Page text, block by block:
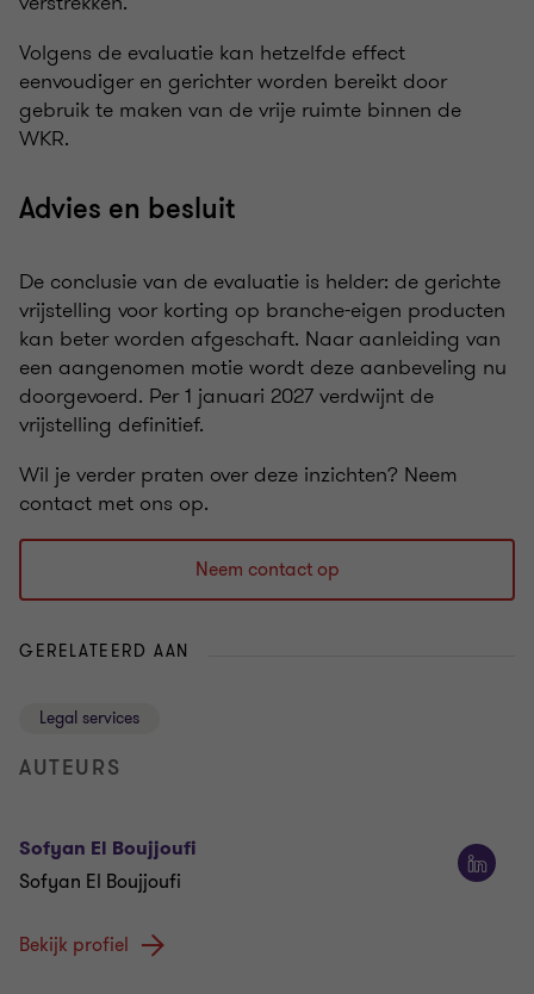
Volgens de evaluatie kan hetzelfde effect
eenvoudiger en gerichter worden bereikt door
gebruik te maken van de vrije ruimte binnen de
WKR.
Advies en besluit
De conclusie van de evaluatie is helder: de gerichte
vrijstelling voor korting op branche-eigen producten
kan beter worden afgeschaft. Naar aanleiding van
een aangenomen motie wordt deze aanbeveling nu
doorgevoerd. Per 1 januari 2027 verdwijnt de
vrijstelling definitief.
Wil je verder praten over deze inzichten? Neem
contact met ons op.
Neem contact op
GERELATEERD AAN
Legal services
AUTEURS
Sofyan El Boujjoufi
Sofyan El Boujjoufi
Bekijk profiel